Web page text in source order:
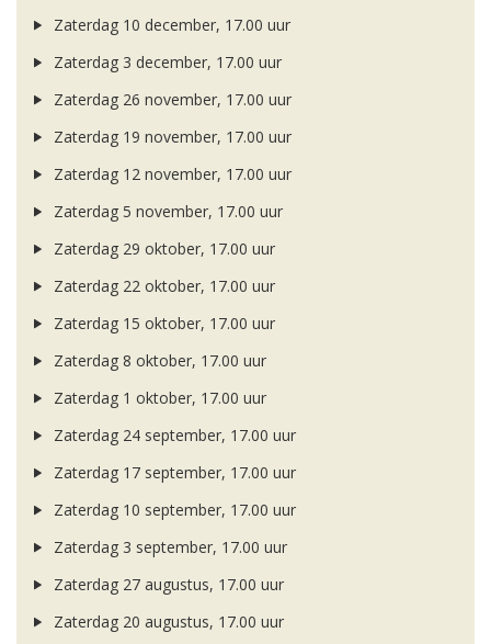
Zaterdag 10 december, 17.00 uur
Zaterdag 3 december, 17.00 uur
Zaterdag 26 november, 17.00 uur
Zaterdag 19 november, 17.00 uur
Zaterdag 12 november, 17.00 uur
Zaterdag 5 november, 17.00 uur
Zaterdag 29 oktober, 17.00 uur
Zaterdag 22 oktober, 17.00 uur
Zaterdag 15 oktober, 17.00 uur
Zaterdag 8 oktober, 17.00 uur
Zaterdag 1 oktober, 17.00 uur
Zaterdag 24 september, 17.00 uur
Zaterdag 17 september, 17.00 uur
Zaterdag 10 september, 17.00 uur
Zaterdag 3 september, 17.00 uur
Zaterdag 27 augustus, 17.00 uur
Zaterdag 20 augustus, 17.00 uur